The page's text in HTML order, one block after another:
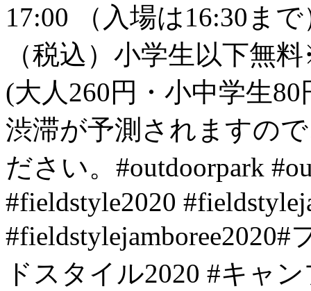
17:00 （入場は16:30ま
（税込）小学生以下無
(大人260円・小中学生
渋滞が予測されますの
ださい。#outdoorpark
#fieldstyle2020
ドスタイル2020 #キャ